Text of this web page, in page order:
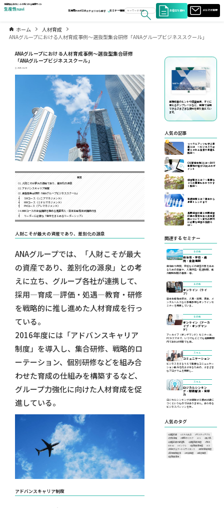
生産性向上のヒントが見つかる情報サイト
生産性naviとはカテゴリから探す セミナー情報 お役立ち資料 メルマガ登録
ホーム
人材育成
ANAグループにおける人材育成事例～選抜型集合研修「ANAグループビジネススクール」
ANAグループにおける人材育成事例～選抜型集合研修
「ANAグループビジネススクール」
2025.11.28
目次
人財こそが最大の資産であり、差別化の源泉
アドバンスキャリア制度
選抜型集合研修「ANAグループビジネススクール」
SMコース（シニアマネジメント）
MMコース（ミドルマネジメント）
PMコース（プレマネジメント）
MMコースの主任講師を務める鬼澤慎人・日本生産性本部講師の話
リーダーに必要な「自分をまとめるリーダーシップ」
人財こそが最大の資産であり、差別化の源泉
ANAグループでは、「人財こそが最大
の資産であり、差別化の源泉」との考
えに立ち、グループ各社が連携して、
採用―育成―評価・処遇―教育・研修
を戦略的に推し進めた人材育成を行っ
ている。
2016年度には「アドバンスキャリア
制度」を導入し、集合研修、戦略的ロ
ーテーション、個別研修などを組み合
わせた育成の仕組みを構築するなど、
グループ力強化に向けた人材育成を促
進している。
アドバンスキャリア制度
業務改善のヒントや調査結果、すぐに
使えるテンプレートなど、実務で活用
できるさまざまな資料を取り揃えてい
ます。
人気の記事
01
リベラルアーツを学ぶ意
義とは ～ビジネスで必
要とされる背景や意義を
解説～
02
CX(顧客体験)とは～DXで
重要性が増すCX向上のポ
イント
03
経営理念とは？～重要な
３つの要素をわかりやす
く解説～
等級制度とは？基本から
最新トレンドまで
05
長期経営計画と中期経営
計画の策定方法と具体実
例について〜変化の時代
に必要な経営の指針と
は〜
関連するセミナー
その他
自治体・学校・病
院・金融機関
自治体や病院、学校などの経営の質を高め
るための支援や、人事評価・処遇制度、能
力開発制度の構築・導...
その他
オンライン（ライ
ブ）
日本生産性本部は、人事・労務、賃金、メ
ンタルヘルスなど多種多様なオンラインセ
ミナーを用意していま...
その他
オンライン（アーカ
イブ・オンデマン
ド）
アーカイブ（オンデマンド）セミナーは、
PCやスマホで、いつでもどこでも視聴期間
内であれば何度でも繰...
スキル
コミュニケーション
ビジネスをするうえで重要なコミュニケー
ション能力を向上させるための、さまざま
なプログラムを用意し...
スキル
ロジカルシンキン
グ・問題解決・発想
力
ロジカルシンキングは経験さえ積めば身に
つくというものではありません。あらゆる
ビジネスパーソンを対...
人気のタグ
#価格転嫁 #スキル向上
#サスティナブル
#女性活躍
#世界のリスク #CS
#属人化
#価格転嫁の最適化
#資格等級制度
#物流
#DE&I
#インフレ #従業員満足度
#CE
#共振するアートとサイエンス
#目標管理制度
#新規事業創生
#評価制度
#成功事例
#従業員満足